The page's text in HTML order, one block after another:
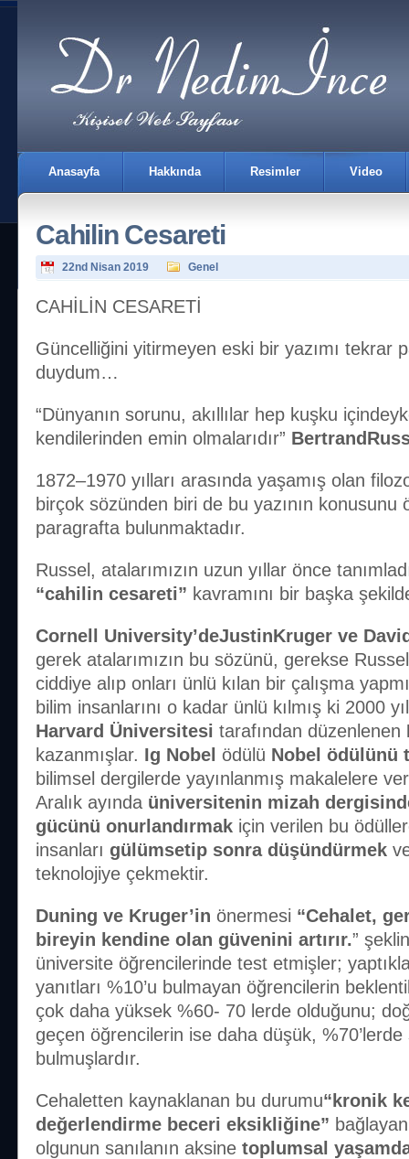
Anasayfa Hakkında Resimler Video
İletişim
Cahilin Cesareti
22nd Nisan 2019 Genel
CAHİLİN CESARETİ
Güncelliğini yitirmeyen eski bir yazımı tekrar
duydum…
“Dünyanın sorunu, akıllılar hep kuşku
kendilerinden emin olmalarıdır”
1872–1970 yılları arasında yaşamış olan
birçok sözünden biri de bu yazının konusunu
paragrafta bulunmaktadır.
Russel, atalarımızın uzun yıllar önce
“cahilin cesareti” kavramını bir başka
Cornell University’deJustinKruger ve
gerek atalarımızın bu sözünü, gerekse
ciddiye alıp onları ünlü kılan bir çalışma
bilim insanlarını o kadar ünlü kılmış ki 2000
Harvard Üniversitesi tarafından düzenlenen
kazanmışlar. Ig Nobel ödülü Nobel ödülünü
bilimsel dergilerde yayınlanmış makalelere
Aralık ayında üniversitenin mizah
gücünü onurlandırmak için verilen bu
insanları gülümsetip sonra düşündürmek
teknolojiye çekmektir.
Duning ve Kruger’in önermesi “Cehalet,
bireyin kendine olan güvenini artırır.”
üniversite öğrencilerinde test etmişler;
yanıtları %10’u bulmayan öğrencilerin
çok daha yüksek %60- 70 lerde olduğunu;
geçen öğrencilerin ise daha düşük,
bulmuşlardır.
Cehaletten kaynaklanan bu durumu“kronik
değerlendirme beceri eksikliğine”
olgunun sanılanın aksine toplumsal